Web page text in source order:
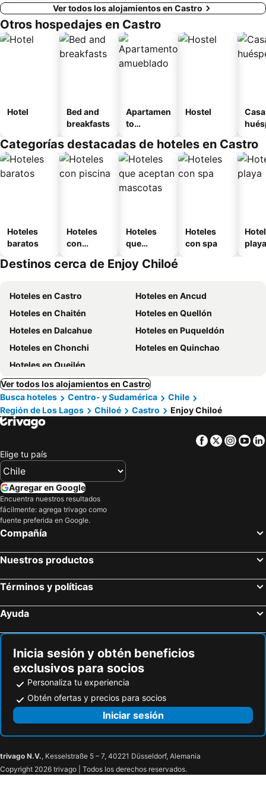
Ver todos los alojamientos en Castro
Otros hospedajes en Castro
Hotel
Bed and
breakfasts
Apartamen
to
o
Hostel
Categorías destacadas de hoteles en Castro
Hoteles
baratos
Hoteles
con
Hoteles
que
mascotas
Hoteles
con spa
playa
Destinos cerca de Enjoy Chiloé
Hoteles en Castro
Hoteles en Ancud
Hoteles en Chaitén
Hoteles en Quellón
Hoteles en Dalcahue
Hoteles en Puqueldón
Hoteles en Chonchi
Hoteles en Quinchao
Hoteles en Queilén
Ver todos los alojamientos en Castro
Busca hoteles
Centro- y Sudamérica
Chile
Región de Los Lagos
Chiloé Castro Enjoy Chiloé
Facebook
Twitter
Elige tu país
Agregar en Google
Encuentra nuestros resultados
fácilmente: agrega trivago como
fuente preferida en Google.
Compañía
Nuestros productos
Términos y políticas
Ayuda
Inicia sesión y obtén beneficios
exclusivos para socios
Personaliza tu experiencia
Obtén ofertas y precios para socios
Iniciar sesión
trivago N.V., Kesselstraße 5 – 7, 40221 Düsseldorf, Alemania
Copyright 2026 trivago | Todos los derechos reservados.